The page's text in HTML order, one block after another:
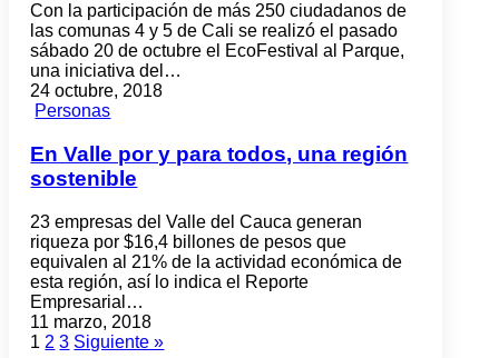
Con la participación de más 250 ciudadanos de
las comunas 4 y 5 de Cali se realizó el pasado
sábado 20 de octubre el EcoFestival al Parque,
una iniciativa del…
24 octubre, 2018
Personas
En Valle por y para todos, una región
sostenible
23 empresas del Valle del Cauca generan
riqueza por $16,4 billones de pesos que
equivalen al 21% de la actividad económica de
esta región, así lo indica el Reporte
Empresarial…
11 marzo, 2018
1 2 3 Siguiente »